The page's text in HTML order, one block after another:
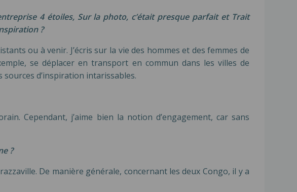
4 étoiles, Sur la photo, c’était presque parfait et Trait
?
ou à venir. J’écris sur la vie des hommes et des femmes de
se déplacer en transport en commun dans les villes de
sources d’inspiration intarissables.
Cependant, j’aime bien la notion d’engagement, car sans
?
De manière générale, concernant les deux Congo, il y a